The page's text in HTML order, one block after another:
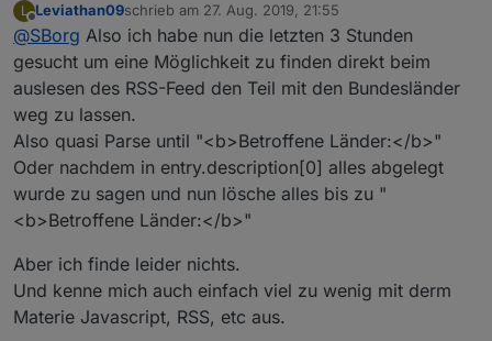
Kleiner Wermutstropfen: wirft beim ersten starten
(noch) jede Menge Fehler, da er wg. der vielen
Datenpunkte nicht schnell genug hinterher kommt diese
anzulegen, aber schon Daten schreiben möchte. Muss
ich noch fixen. work a round: skript stoppen und
einfach wieder starten.
Zum Update: alleDatenpunkte löschen. Am besten im
JS den User-Einstellungensblock temporär kopieren,
neue JS-Version hinein kopieren/überschreiben und
den gespeicherten User-Block wieder überschreiben.
Dann spart man sich das conden :)
L
Offline
Leviathan09schrieb am 27. Aug. 2019, 21:55
zuletzt editiert von
@SBorg Also ich habe nun die letzten 3 Stunden
gesucht um eine Möglichkeit zu finden direkt beim
auslesen des RSS-Feed den Teil mit den Bundesländer
weg zu lassen.
Also quasi Parse until "<b>Betroffene Länder:</b>"
Oder nachdem in entry.description[0] alles abgelegt
wurde zu sagen und nun lösche alles bis zu "
<b>Betroffene Länder:</b>"
Aber ich finde leider nichts.
Und kenne mich auch einfach viel zu wenig mit derm
Materie Javascript, RSS, etc aus.